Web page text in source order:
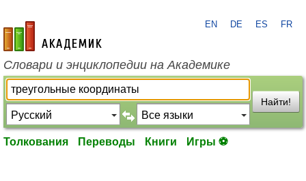
academic.ru
EN DE ES FR
Словари и энциклопедии на Академике
Найти!
Толкования Переводы Книги Игры ⚽